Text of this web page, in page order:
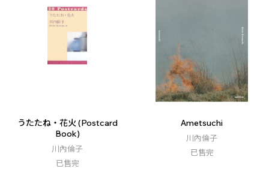
うたたね・花火 (Postcard
Book)
川內倫子
已售完
Ametsuchi
川內倫子
已售完